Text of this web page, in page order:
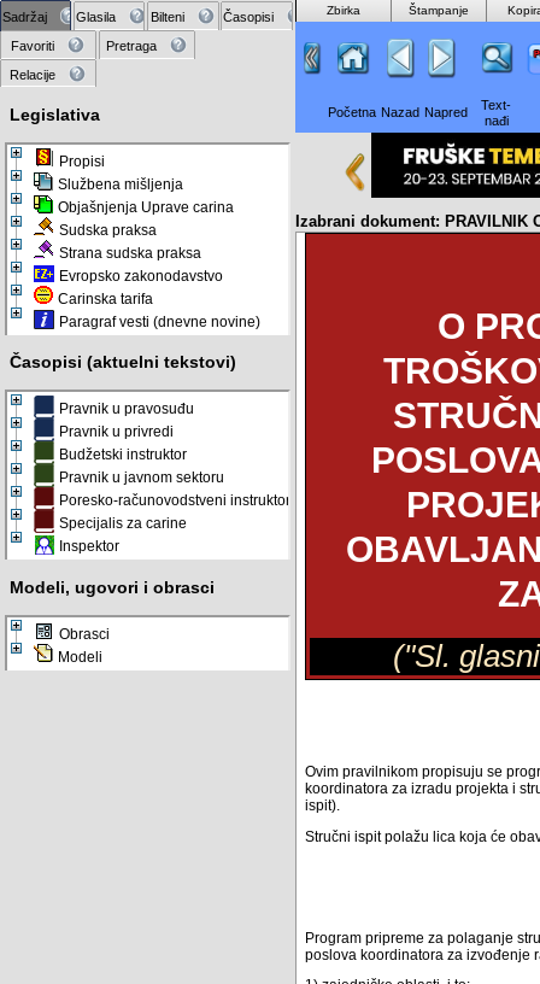
Sadržaj Glasila Bilteni
Časopisi
Favoriti
Pretraga
Relacije
Legislativa
Propisi
Službena mišljenja
Objašnjenja Uprave carina
Sudska praksa
Strana sudska praksa
Evropsko zakonodavstvo
Carinska tarifa
Paragraf vesti (dnevne novine)
Časopisi (aktuelni tekstovi)
Pravnik u pravosuđu
Pravnik u privredi
Budžetski instruktor
Pravnik u javnom sektoru
Poresko-računovodstveni instruktor
Specijalis za carine
Inspektor
Modeli, ugovori i obrasci
Obrasci
Modeli
Zbirka Štampanje
Početna Nazad Napred
Text-
nađi
Izabrani dokument: PRAVILNIK
O
("Sl.
Ovim pravilnikom propisuju se
koordinatora za izradu projekta i
ispit).
Stručni ispit polažu lica koja će
Program pripreme za polaganje
poslova koordinatora za izvođenje